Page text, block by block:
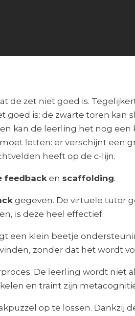
de zet niet goed is.
is: de zwarte toren kan
kan de leerling het nog een
letten: er verschijnt een
heeft op de c-lijn.
feedbacken scaffolding.
gegeven. De virtuele tutor
is deze heel effectief.
een klein beetje
zonder dat het wordt
De leerling wordt niet
en traint zijn
op te lossen. Dankzij